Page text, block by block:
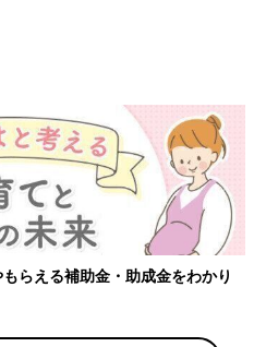
婦の感染症対策、知っておいて！